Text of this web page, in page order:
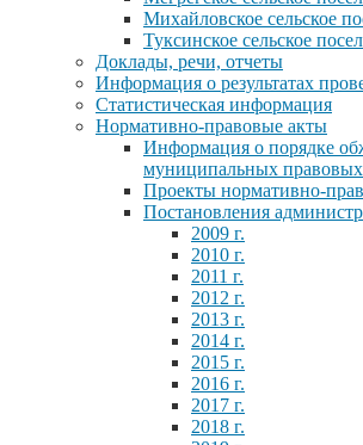
Михайловское сельское
Туксинское сельское
Доклады, речи, отчеты
Информация о результатах
Статистическая информация
Нормативно-правовые акты
Информация о порядке
муниципальных правовых
Проекты нормативно-
Постановления
2009 г.
2010 г.
2011 г.
2012 г.
2013 г.
2014 г.
2015 г.
2016 г.
2017 г.
2018 г.